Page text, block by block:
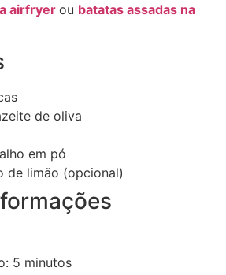
airfryer ou batatas assadas na
de oliva
em pó
de limão (opcional)
5 minutos